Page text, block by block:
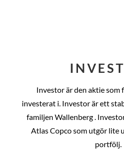
Investor är den aktie som
investerat i. Investor är ett
familjen Wallenberg .
Atlas Copco som utgör lite
portfölj.